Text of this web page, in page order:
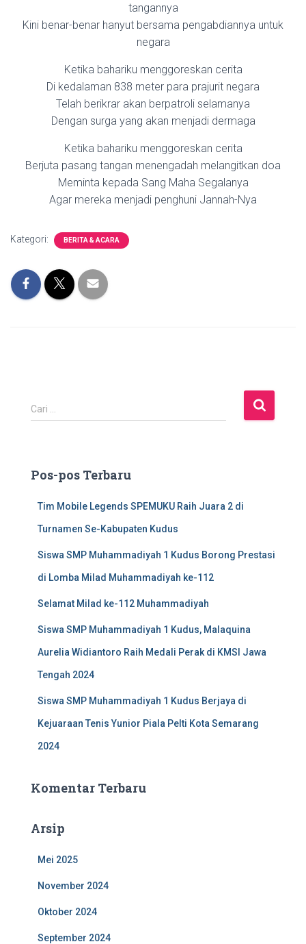
tangannya
Kini benar-benar hanyut bersama pengabdiannya untuk
negara
Ketika bahariku menggoreskan cerita
Di kedalaman 838 meter para prajurit negara
Telah berikrar akan berpatroli selamanya
Dengan surga yang akan menjadi dermaga
Ketika bahariku menggoreskan cerita
Berjuta pasang tangan menengadah melangitkan doa
Meminta kepada Sang Maha Segalanya
Agar mereka menjadi penghuni Jannah-Nya
Kategori: BERITA & ACARA
C
a
n
Cari …
Pos-pos Terbaru
Tim Mobile Legends SPEMUKU Raih Juara 2 di
Turnamen Se-Kabupaten Kudus
Siswa SMP Muhammadiyah 1 Kudus Borong Prestasi
di Lomba Milad Muhammadiyah ke-112
Selamat Milad ke-112 Muhammadiyah
Siswa SMP Muhammadiyah 1 Kudus, Malaquina
Aurelia Widiantoro Raih Medali Perak di KMSI Jawa
Tengah 2024
Siswa SMP Muhammadiyah 1 Kudus Berjaya di
Kejuaraan Tenis Yunior Piala Pelti Kota Semarang
2024
Komentar Terbaru
Arsip
Mei 2025
November 2024
Oktober 2024
September 2024